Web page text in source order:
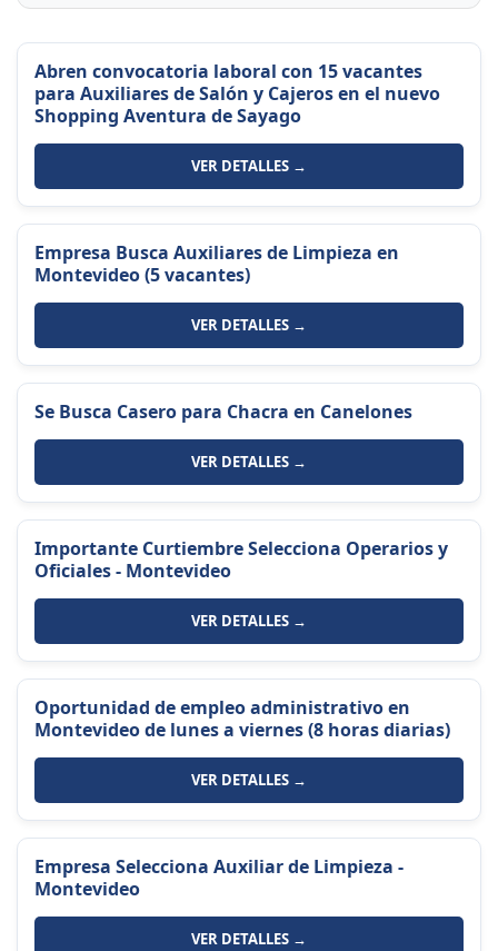
Abren convocatoria laboral con 15 vacantes
para Auxiliares de Salón y Cajeros en el nuevo
Shopping Aventura de Sayago
VER DETALLES →
Empresa Busca Auxiliares de Limpieza en
Montevideo (5 vacantes)
VER DETALLES →
Se Busca Casero para Chacra en Canelones
VER DETALLES →
Importante Curtiembre Selecciona Operarios y
Oficiales - Montevideo
VER DETALLES →
Oportunidad de empleo administrativo en
Montevideo de lunes a viernes (8 horas diarias)
VER DETALLES →
Empresa Selecciona Auxiliar de Limpieza -
Montevideo
VER DETALLES →